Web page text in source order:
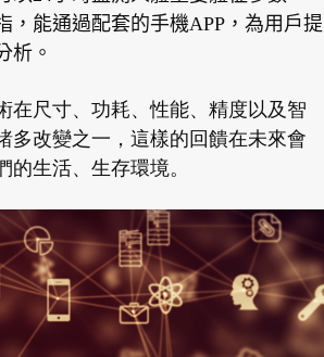
，能通過配套的手機APP ，為用戶提
析。
在尺寸、功耗、性能、精度以及智
多改變之一，這樣的回饋在未來會
的生活、生存環境。